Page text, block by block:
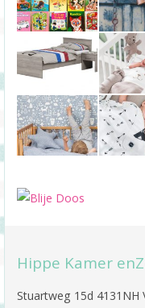
Hippe Kamer
Stuartweg 15d 4131NH